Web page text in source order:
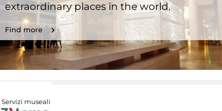
extraordinary places in the world.
Find more
Servizi museali